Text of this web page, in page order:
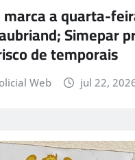
a quarta-
Simepar
de temporais
Web jul 22,